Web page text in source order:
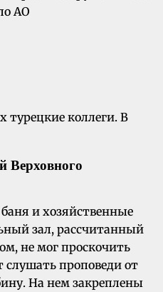
АО
турецкие коллеги. В
Верховного
и хозяйственные
зал, рассчитанный
не мог проскочить
проповеди от
На нем закреплены